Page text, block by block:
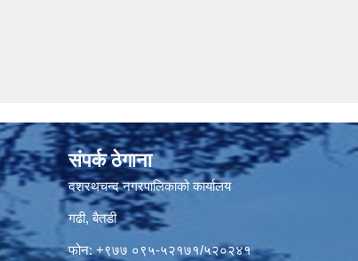
संपर्क ठेगाना
दशरथचन्द नगरपालिकाको कार्यालय
गढी, बैतडी
फोन: +९७७ ०९५-५२१७१/५२०२४१